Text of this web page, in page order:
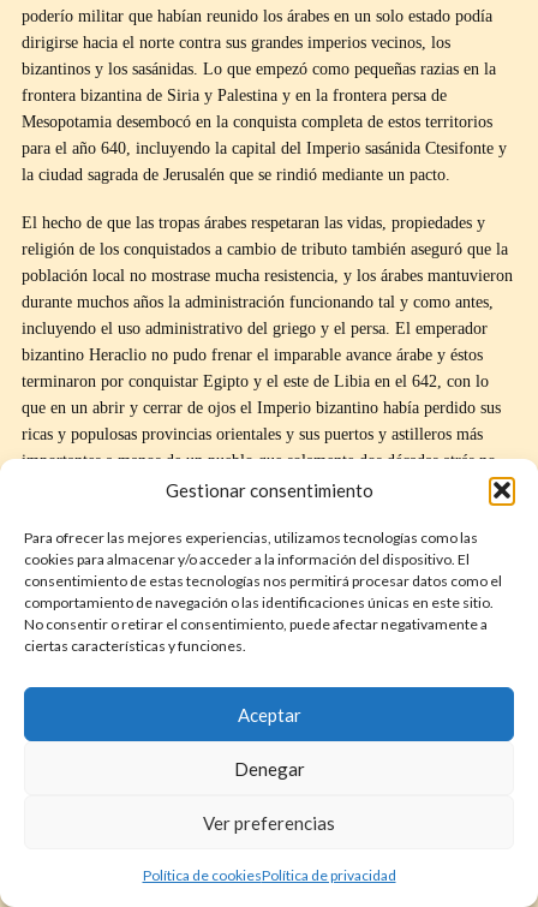
Gestionar consentimiento
Para ofrecer las mejores experiencias, utilizamos tecnologías como las
cookies para almacenar y/o acceder a la información del dispositivo. El
consentimiento de estas tecnologías nos permitirá procesar datos como el
comportamiento de navegación o las identificaciones únicas en este sitio.
No consentir o retirar el consentimiento, puede afectar negativamente a
ciertas características y funciones.
Aceptar
Denegar
Ver preferencias
Política de cookiesPolítica de privacidad
poderío militar que habían reunido los árabes en un solo estado podía
dirigirse hacia el norte contra sus grandes imperios vecinos, los
bizantinos y los sasánidas. Lo que empezó como pequeñas razias en la
frontera bizantina de Siria y Palestina y en la frontera persa de
Mesopotamia desembocó en la conquista completa de estos territorios
para el año 640, incluyendo la capital del Imperio sasánida Ctesifonte y
la ciudad sagrada de Jerusalén que se rindió mediante un pacto.
El hecho de que las tropas árabes respetaran las vidas, propiedades y
religión de los conquistados a cambio de tributo también aseguró que la
población local no mostrase mucha resistencia, y los árabes mantuvieron
durante muchos años la administración funcionando tal y como antes,
incluyendo el uso administrativo del griego y el persa. El emperador
bizantino Heraclio no pudo frenar el imparable avance árabe y éstos
terminaron por conquistar Egipto y el este de Libia en el 642, con lo
que en un abrir y cerrar de ojos el Imperio bizantino había perdido sus
ricas y populosas provincias orientales y sus puertos y astilleros más
importantes a manos de un pueblo que solamente dos décadas atrás no
representaba ningún peligro.